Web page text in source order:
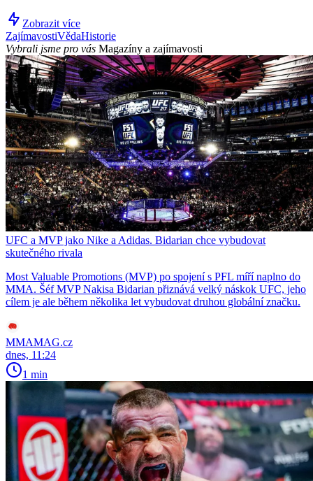
Zobrazit více
ZajímavostiVědaHistorie
Vybrali jsme pro vás Magazíny a zajímavosti
UFC a MVP jako Nike a Adidas. Bidarian chce vybudovat
skutečného rivala
Most Valuable Promotions (MVP) po spojení s PFL míří naplno do
MMA. Šéf MVP Nakisa Bidarian přiznává velký náskok UFC, jeho
cílem je ale během několika let vybudovat druhou globální značku.
MMAMAG.cz
dnes, 11:24
1 min